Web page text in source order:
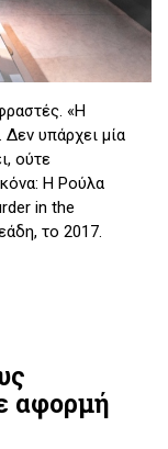
«Η
Δεν υπάρχει μία
ούτε
Η Ρούλα
in the
το 2017.
αφορμή